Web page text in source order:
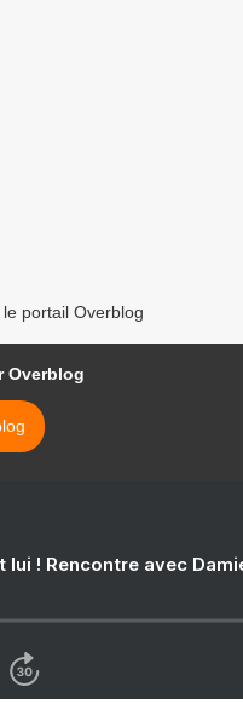
portail Overblog
Overblog
! Rencontre avec